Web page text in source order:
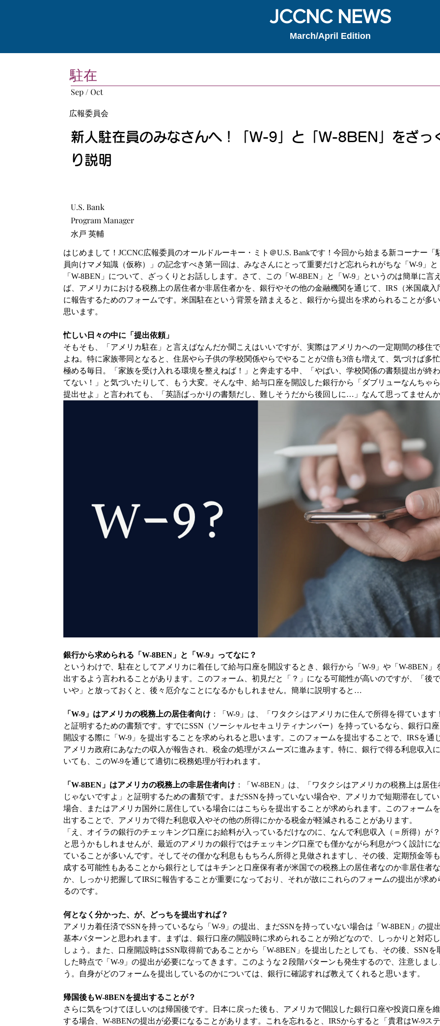
JCCNC NEWS
March/April Edition
駐在
Sep / Oct
広報委員会
新人駐在員のみなさんへ！「W-9」と「W-8BEN」をざっ
り説明
U.S. Bank
Program Manager
水戸 英輔
はじめまして！JCCNC広報委員のオールドルーキー・ミト＠U.S. Bankです！今回から始まる新コーナー「
員向けマメ知識（仮称）」の記念すべき第一回は、みなさんにとって重要だけど忘れられがちな「W-9」と
「W-8BEN」について、ざっくりとお話しします。さて、この「W-8BEN」と「W-9」というのは簡単に言え
ば、アメリカにおける税務上の居住者か非居住者かを、銀行やその他の金融機関を通じて、IRS（米国歳入
に報告するためのフォームです。米国駐在という背景を踏まえると、銀行から提出を求められることが多
思います。
忙しい日々の中に「提出依頼」
そもそも、「アメリカ駐在」と言えばなんだか聞こえはいいですが、実際はアメリカへの一定期間の移住
よね。特に家族帯同となると、住居やら子供の学校関係やらでやることが2倍も3倍も増えて、気づけば多
極める毎日。「家族を受け入れる環境を整えねば！」と奔走する中、「やばい、学校関係の書類提出が終
てない！」と気づいたりして、もう大変。そんな中、給与口座を開設した銀行から「ダブリューなんちゃ
提出せよ」と言われても、「英語ばっかりの書類だし、難しそうだから後回しに…」なんて思ってませんか
銀行から求められる「W-8BEN」と「W-9」ってなに？
というわけで、駐在としてアメリカに着任して給与口座を開設するとき、銀行から「W-9」や「W-8BEN」
出するよう言われることがあります。このフォーム、初見だと「？」になる可能性が高いのですが、「後
いや」と放っておくと、後々厄介なことになるかもしれません。簡単に説明すると…
「W-9」はアメリカの税務上の居住者向け ：「W-9」は、「ワタクシはアメリカに住んで所得を得ています
と証明するための書類です。すでにSSN（ソーシャルセキュリティナンバー）を持っているなら、銀行口
開設する際に「W-9」を提出することを求められると思います。このフォームを提出することで、IRSを通
アメリカ政府にあなたの収入が報告され、税金の処理がスムーズに進みます。特に、銀行で得る利息収入
いても、このW-9を通じて適切に税務処理が行われます。
「W-8BEN」はアメリカの税務上の非居住者向け ：「W-8BEN」は、「ワタクシはアメリカの税務上は居住
じゃないですよ」と証明するための書類です。まだSSNを持っていない場合や、アメリカで短期滞在してい
場合、またはアメリカ国外に居住している場合にはこちらを提出することが求められます。このフォーム
出することで、アメリカで得た利息収入やその他の所得にかかる税金が軽減されることがあります。
「え、オイラの銀行のチェッキング口座にお給料が入っているだけなのに、なんで利息収入（＝所得）が？
と思うかもしれませんが、最近のアメリカの銀行ではチェッキング口座でも僅かながら利息がつく設計に
ていることが多いんです。そしてその僅かな利息ももちろん所得と見做されますし、その後、定期預金等
成する可能性もあることから銀行としてはキチンと口座保有者が米国での税務上の居住者なのか非居住者
か、しっかり把握してIRSに報告することが重要になっており、それが故にこれらのフォームの提出が求め
るのです。
何となく分かった、が、どっちを提出すれば？
アメリカ着任済でSSNを持っているなら「W-9」の提出、まだSSNを持っていない場合は「W-8BEN」の提
基本パターンと思われます。まずは、銀行口座の開設時に求められることが殆どなので、しっかりと対応し
しょう。また、口座開設時はSSN取得前であることから「W-8BEN」を提出したとしても、その後、SSNを
した時点で「W-9」の提出が必要になってきます。このような２段階パターンも発生するので、注意しまし
う。自身がどのフォームを提出しているのかについては、銀行に確認すれば教えてくれると思います。
帰国後もW-8BENを提出することが？
さらに気をつけてほしいのは帰国後です。日本に戻った後も、アメリカで開設した銀行口座や投資口座を
する場合、W-8BENの提出が必要になることがあります。これを忘れると、IRSからすると「貴君はW-9ス